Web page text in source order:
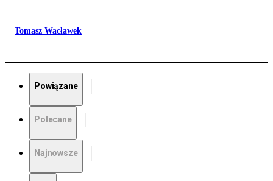
Tomasz Wacławek
Powiązane
Polecane
Najnowsze